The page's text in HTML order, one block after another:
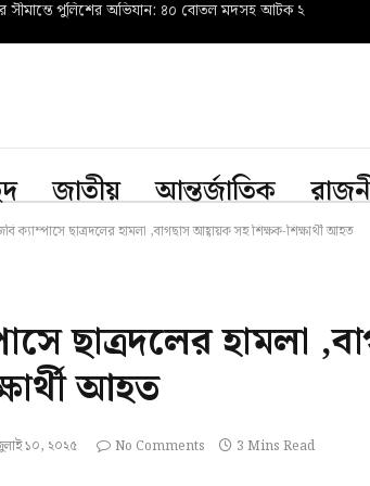
সীমান্তে পুলিশের অভিযান: ৪০ বোতল মদসহ আটক ২
জাতীয় আন্তর্জাতিক
ক্যাম্পাসে ছাত্রদলের হামলা ,বাগছাস আহ্বায়ক সহ শিক্ষক-শিক্ষার্থী আহত
ছাত্রদলের হামলা
আহত
১০, ২০২৫ No Comments 3 Mins Read